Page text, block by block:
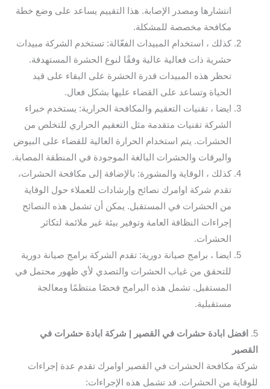
انتشارها ومصدر الإصابة. هذا التقييم يساعد على وضع خطة
مكافحة مخصصة للمشكلة.
كذلك ، استخدام المبيدات الفعّالة: تستخدم الشركة مبيدات
حشرية ذات فعالية عالية وفقًا لنوع الحشرة المستهدفة.
تحظر هذه المبيدات قدرة الحشرة على البقاء على قيد
الحياة وتساعد على القضاء عليها بشكل فعال.
ايضا ، تقنيات التعقيم والمكافحة الحرارية: يستخدم خبراء
الشركة تقنيات متقدمة مثل التعقيم الحراري للتخلص من
الحشرات. يتم استخدام الحرارة العالية للقضاء على البيوض
واليرقات والحشرات البالغة الموجودة في المنطقة المصابة.
كذلك ، الوقاية والمشورة: بالإضافة إلى مكافحة الحشرات،
تقدم شركة اوامرك نصائح وإرشادات للعملاء حول الوقاية
من الحشرات في المستقبل. يمكن أن تشمل هذه النصائح
إجراءات النظافة العامة وتوفير بيئة غير ملائمة لتكاثر
الحشرات.
ايضا ، برامج صيانة دورية: تقدم الشركة برامج صيانة دورية
للتحقق من غياب الحشرات والتصدي لأي ظهور محتمل في
المستقبل. تشمل هذه البرامج فحصًا منتظمًا ومعالجة
مستقبلية.
5.
افضل ابادة حشرات في القصير | شركة ابادة حشرات في
القصير
شركة مكافحة الحشرات في القصير اوامرك تقدم عدة إجراءات
للوقاية من الحشرات. قد تشمل هذه الإجراءات: